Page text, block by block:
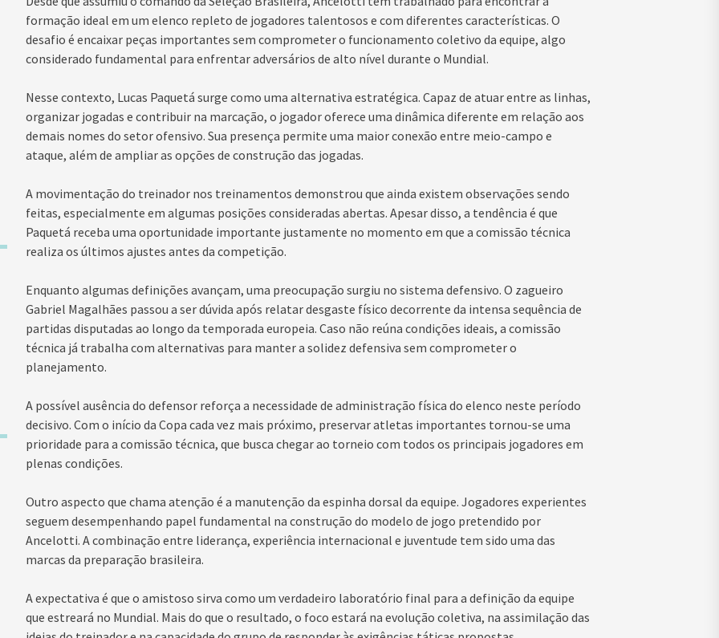
formação ideal em um elenco repleto de jogadores talentosos e com diferentes características. O
desafio é encaixar peças importantes sem comprometer o funcionamento coletivo da equipe, algo
considerado fundamental para enfrentar adversários de alto nível durante o Mundial.
Nesse contexto, Lucas Paquetá surge como uma alternativa estratégica. Capaz de atuar entre as linhas,
organizar jogadas e contribuir na marcação, o jogador oferece uma dinâmica diferente em relação aos
demais nomes do setor ofensivo. Sua presença permite uma maior conexão entre meio-campo e
ataque, além de ampliar as opções de construção das jogadas.
A movimentação do treinador nos treinamentos demonstrou que ainda existem observações sendo
feitas, especialmente em algumas posições consideradas abertas. Apesar disso, a tendência é que
Paquetá receba uma oportunidade importante justamente no momento em que a comissão técnica
realiza os últimos ajustes antes da competição.
Enquanto algumas definições avançam, uma preocupação surgiu no sistema defensivo. O zagueiro
Gabriel Magalhães passou a ser dúvida após relatar desgaste físico decorrente da intensa sequência de
partidas disputadas ao longo da temporada europeia. Caso não reúna condições ideais, a comissão
técnica já trabalha com alternativas para manter a solidez defensiva sem comprometer o
planejamento.
A possível ausência do defensor reforça a necessidade de administração física do elenco neste período
decisivo. Com o início da Copa cada vez mais próximo, preservar atletas importantes tornou-se uma
prioridade para a comissão técnica, que busca chegar ao torneio com todos os principais jogadores em
plenas condições.
Outro aspecto que chama atenção é a manutenção da espinha dorsal da equipe. Jogadores experientes
seguem desempenhando papel fundamental na construção do modelo de jogo pretendido por
Ancelotti. A combinação entre liderança, experiência internacional e juventude tem sido uma das
marcas da preparação brasileira.
A expectativa é que o amistoso sirva como um verdadeiro laboratório final para a definição da equipe
que estreará no Mundial. Mais do que o resultado, o foco estará na evolução coletiva, na assimilação das